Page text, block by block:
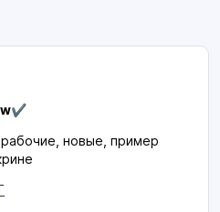
новые, пример